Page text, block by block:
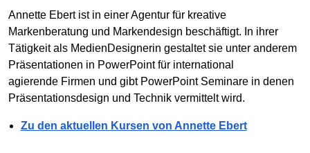
Annette Ebert ist in einer Agentur für kreative
Markenberatung und Markendesign beschäftigt. In ihrer
Tätigkeit als MedienDesignerin gestaltet sie unter anderem
Präsentationen in PowerPoint für international
agierende Firmen und gibt PowerPoint Seminare in denen
Präsentationsdesign und Technik vermittelt wird.
Zu den aktuellen Kursen von Annette Ebert